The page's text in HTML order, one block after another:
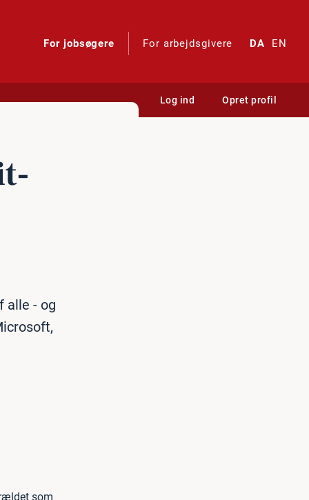
For jobsøgere For arbejdsgivere DA EN
Log ind Opret profil
alle - og
som